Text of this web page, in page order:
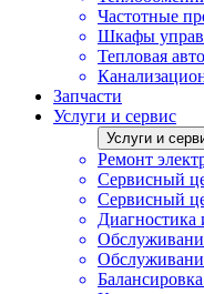
Частотные
Шкафы
Тепловая
Запчасти
Услуги и сервис
Услуги и
Ремонт
Сервисный
Сервисный
Диагностика